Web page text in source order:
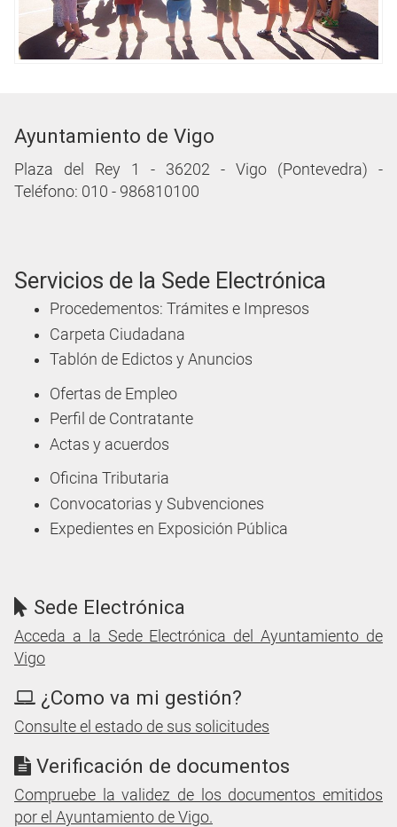
Ayuntamiento de Vigo
Plaza del Rey 1 - 36202 - Vigo (Pontevedra) -
Teléfono: 010 - 986810100
Servicios de la Sede Electrónica
Procedementos: Trámites e Impresos
Carpeta Ciudadana
Tablón de Edictos y Anuncios
Ofertas de Empleo
Perfil de Contratante
Actas y acuerdos
Oficina Tributaria
Convocatorias y Subvenciones
Expedientes en Exposición Pública
Sede Electrónica
Acceda a la Sede Electrónica del Ayuntamiento de
Vigo
¿Como va mi gestión?
Consulte el estado de sus solicitudes
Verificación de documentos
Compruebe la validez de los documentos emitidos
por el Ayuntamiento de Vigo.